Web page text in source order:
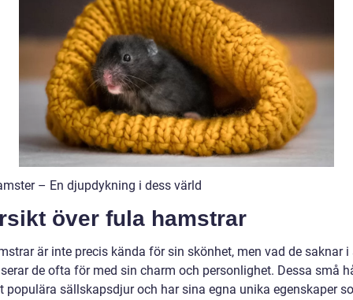
– En djupdykning i dess värld
över fula hamstrar
är inte precis kända för sin skönhet, men vad de saknar
de ofta för med sin charm och personlighet. Dessa små
populära sällskapsdjur och har sina egna unika egenskaper